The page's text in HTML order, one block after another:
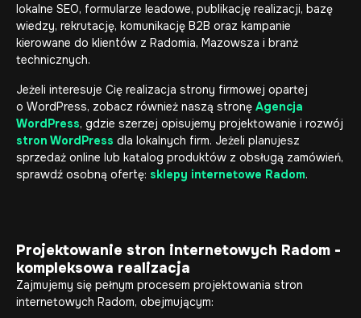
lokalne SEO, formularze leadowe, publikację realizacji, bazę
wiedzy, rekrutację, komunikację B2B oraz kampanie
kierowane do klientów z Radomia, Mazowsza i branż
technicznych.
Jeżeli interesuje Cię realizacja strony firmowej opartej
o WordPress, zobacz również naszą stronę Agencja
WordPress, gdzie szerzej opisujemy projektowanie i rozwój
stron WordPress dla lokalnych firm. Jeżeli planujesz
sprzedaż online lub katalog produktów z obsługą zamówień,
sprawdź osobną ofertę: sklepy internetowe Radom.
Projektowanie stron internetowych Radom -
kompleksowa realizacja
Zajmujemy się pełnym procesem projektowania stron
internetowych Radom, obejmującym: